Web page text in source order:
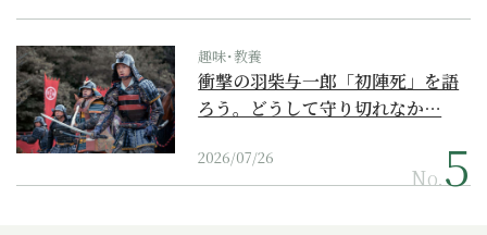
趣味･教養
衝撃の羽柴与一郎「初陣死」を語
ろう。どうして守り切れなか…
2026/07/26
No.